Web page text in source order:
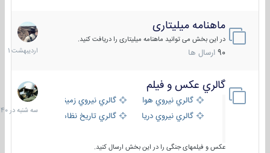
ماهنامه میلیتاری
در این بخش می توانید ماهنامه میلیتاری را دریافت کنید.
90 ارسال ها
30
1401
گالري عكس و فيلم
گالري نيروي هوايي
گالري نيروي زميني
گالري نيروي دريايي
گالري تاریخ نظامی
عکس و فیلمهای جنگی را در این بخش ارسال کنید.
سه
شنبه
در